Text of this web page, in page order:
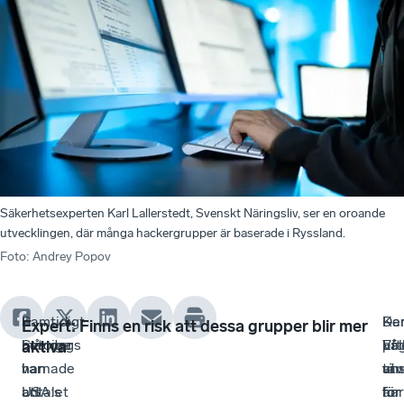
Säkerhetsexperten Karl Lallerstedt, Svenskt Näringsliv, ser en oroande
utvecklingen, där många hackergrupper är baserade i Ryssland.
Foto: Andrey Popov
I
måndags
varnade
USA:s
I
Sverige
har
antalet
Samtidigt
betonar
han
att
Expert: Finns en risk att dessa grupper blir mer
aktiva
för
–
Vi
för
är
–
vi
har